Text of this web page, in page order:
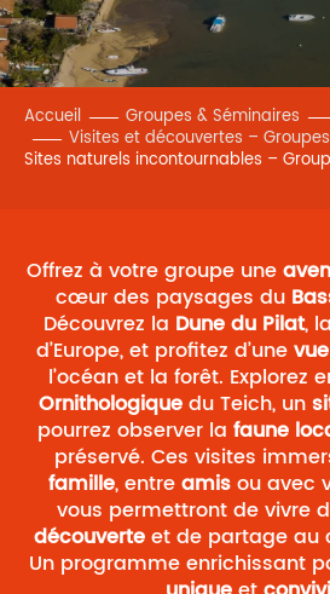
Accueil Groupes & Séminaires
Visites et découvertes –
Sites naturels incontournables –
Offrez à votre groupe une
cœur des paysages du
Découvrez la Dune du Pilat,
d’Europe, et profitez d’une
l’océan et la forêt. Explorez
Ornithologiquedu Teich, un
pourrez observer la faune
préservé. Ces visites
famille, entreamisou avec
vous permettront de vivre
découverteet de partage au
Un programme enrichissant